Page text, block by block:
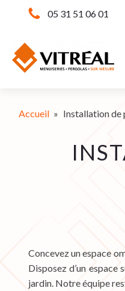
05 31 51 06 01
Accueil » Installation de
Concevez un espace
Disposez d’un
jardin. Notre équipe